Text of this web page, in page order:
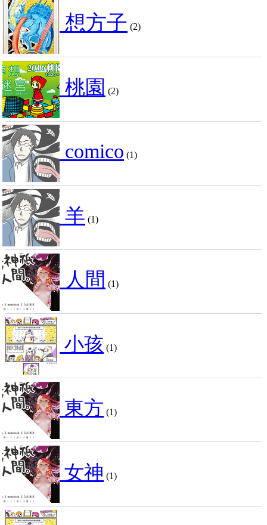
想方子 (2)
桃園 (2)
comico (1)
羊 (1)
人間 (1)
小孩 (1)
東方 (1)
女神 (1)